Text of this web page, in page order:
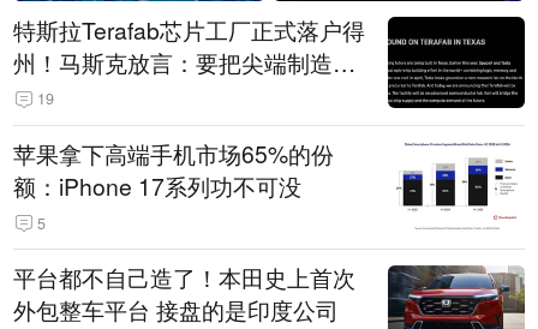
特斯拉Terafab芯片工厂正式落户得
州！马斯克放言：要把尖端制造带
回美国
19
苹果拿下高端手机市场65%的份
额：iPhone 17系列功不可没
5
平台都不自己造了！本田史上首次
外包整车平台 接盘的是印度公司